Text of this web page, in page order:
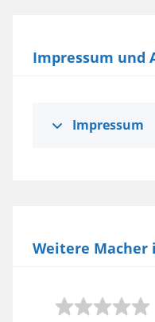
Impressum und
Impressum
Weitere Macher